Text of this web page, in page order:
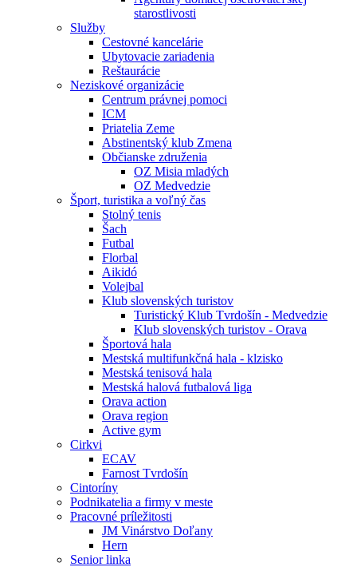
starostlivosti
Služby
Cestovné kancelárie
Ubytovacie zariadenia
Reštaurácie
Neziskové organizácie
Centrum právnej pomoci
ICM
Priatelia Zeme
Abstinentský klub Zmena
Občianske združenia
OZ Misia mladých
OZ Medvedzie
Šport, turistika a voľný čas
Stolný tenis
Šach
Futbal
Florbal
Aikidó
Volejbal
Klub slovenských turistov
Turistický Klub Tvrdošín - Medvedzie
Klub slovenských turistov - Orava
Športová hala
Mestská multifunkčná hala - klzisko
Mestská tenisová hala
Mestská halová futbalová liga
Orava action
Orava region
Active gym
Cirkvi
ECAV
Farnost Tvrdošín
Cintoríny
Podnikatelia a firmy v meste
Pracovné príležitosti
JM Vinárstvo Doľany
Hern
Senior linka